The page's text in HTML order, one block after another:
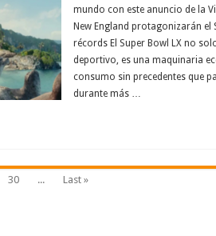
mundo con este anuncio de la
New England protagonizarán el
récords El Super Bowl LX no
deportivo, es una maquinaria
consumo sin precedentes que
durante más …
30 ... Last »